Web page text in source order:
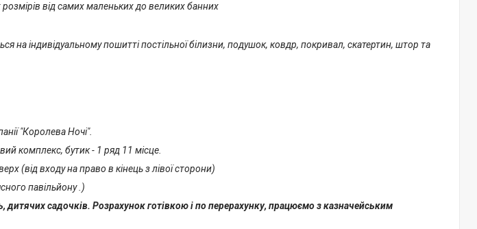
від самих маленьких до великих банних
на індивідуальному пошитті постільної білизни, подушок, ковдр, покривал, скатертин, штор та
"Королева Ночі".
комплекс, бутик - 1 ряд 11 місце.
(від входу на право в кінець з лівої сторони)
павільйону .)
дитячих садочків. Розрахунок готівкою і по перерахунку, працюємо з казначейським